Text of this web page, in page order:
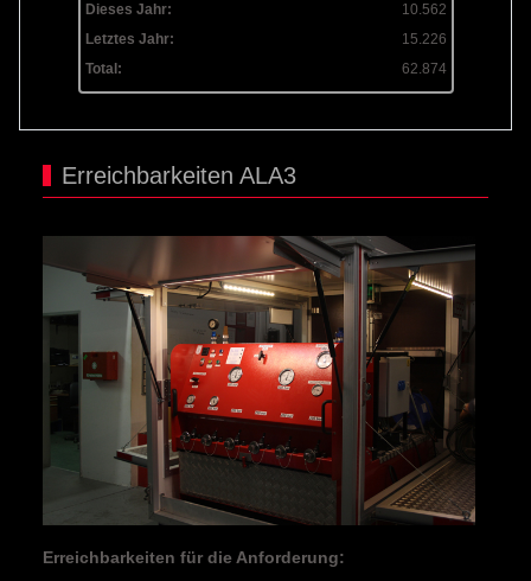
Dieses Jahr:
10.562
Letztes Jahr:
15.226
Total:
62.874
Erreichbarkeiten ALA3
Erreichbarkeiten für die Anforderung: